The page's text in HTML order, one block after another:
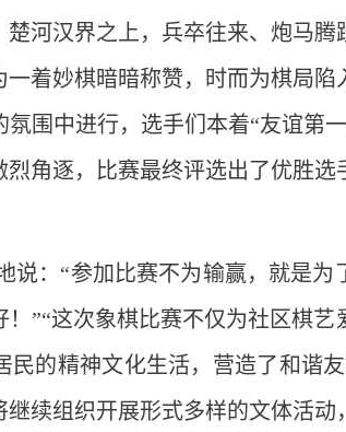
河汉界之上，兵卒往来、炮马腾
着妙棋暗暗称赞，时而为棋局陷
围中进行，选手们本着“友谊第
角逐，比赛最终评选出了优胜选
说：“参加比赛不为输赢，就是为
”“这次象棋比赛不仅为社区棋艺
民的精神文化生活，营造了和谐
续组织开展形式多样的文体活动